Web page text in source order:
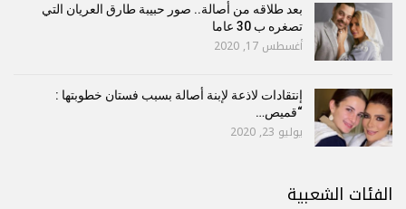
بعد طلاقه من أصالة.. صور حبيبة طارق العريان التي
تصغره ب 30 عاما
أغسطس 17, 2020
إنتقادات لاذعة لإبنة أصالة بسبب فستان خطوبتها :
“قميص…
يوليو 23, 2020
الفئات الشعبية